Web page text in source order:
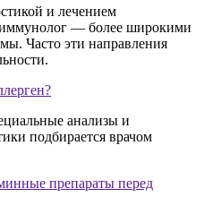
и лечением
иммунолог — более широкими
Часто эти направления
анализы и
подбирается врачом
препараты перед